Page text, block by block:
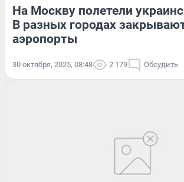
На Москву полетели
В разных городах
аэропорты
30 октября, 2025, 08:48 2 179 Обсудить